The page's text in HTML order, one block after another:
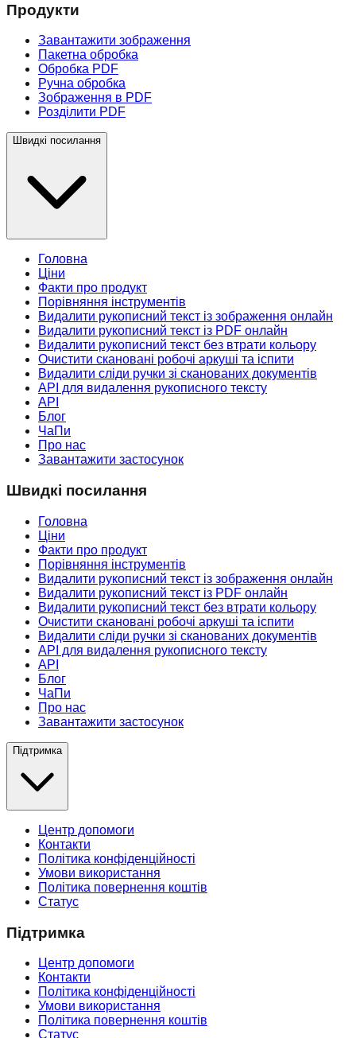
Продукти
Завантажити зображення
Пакетна обробка
Обробка PDF
Ручна обробка
Зображення в PDF
Розділити PDF
Швидкі посилання
Головна
Ціни
Факти про продукт
Порівняння інструментів
Видалити рукописний текст із зображення онлайн
Видалити рукописний текст із PDF онлайн
Видалити рукописний текст без втрати кольору
Очистити скановані робочі аркуші та іспити
Видалити сліди ручки зі сканованих документів
API для видалення рукописного тексту
API
Блог
ЧаПи
Про нас
Завантажити застосунок
Швидкі посилання
Головна
Ціни
Факти про продукт
Порівняння інструментів
Видалити рукописний текст із зображення онлайн
Видалити рукописний текст із PDF онлайн
Видалити рукописний текст без втрати кольору
Очистити скановані робочі аркуші та іспити
Видалити сліди ручки зі сканованих документів
API для видалення рукописного тексту
API
Блог
ЧаПи
Про нас
Завантажити застосунок
Підтримка
Центр допомоги
Контакти
Політика конфіденційності
Умови використання
Політика повернення коштів
Статус
Підтримка
Центр допомоги
Контакти
Політика конфіденційності
Умови використання
Політика повернення коштів
Статус